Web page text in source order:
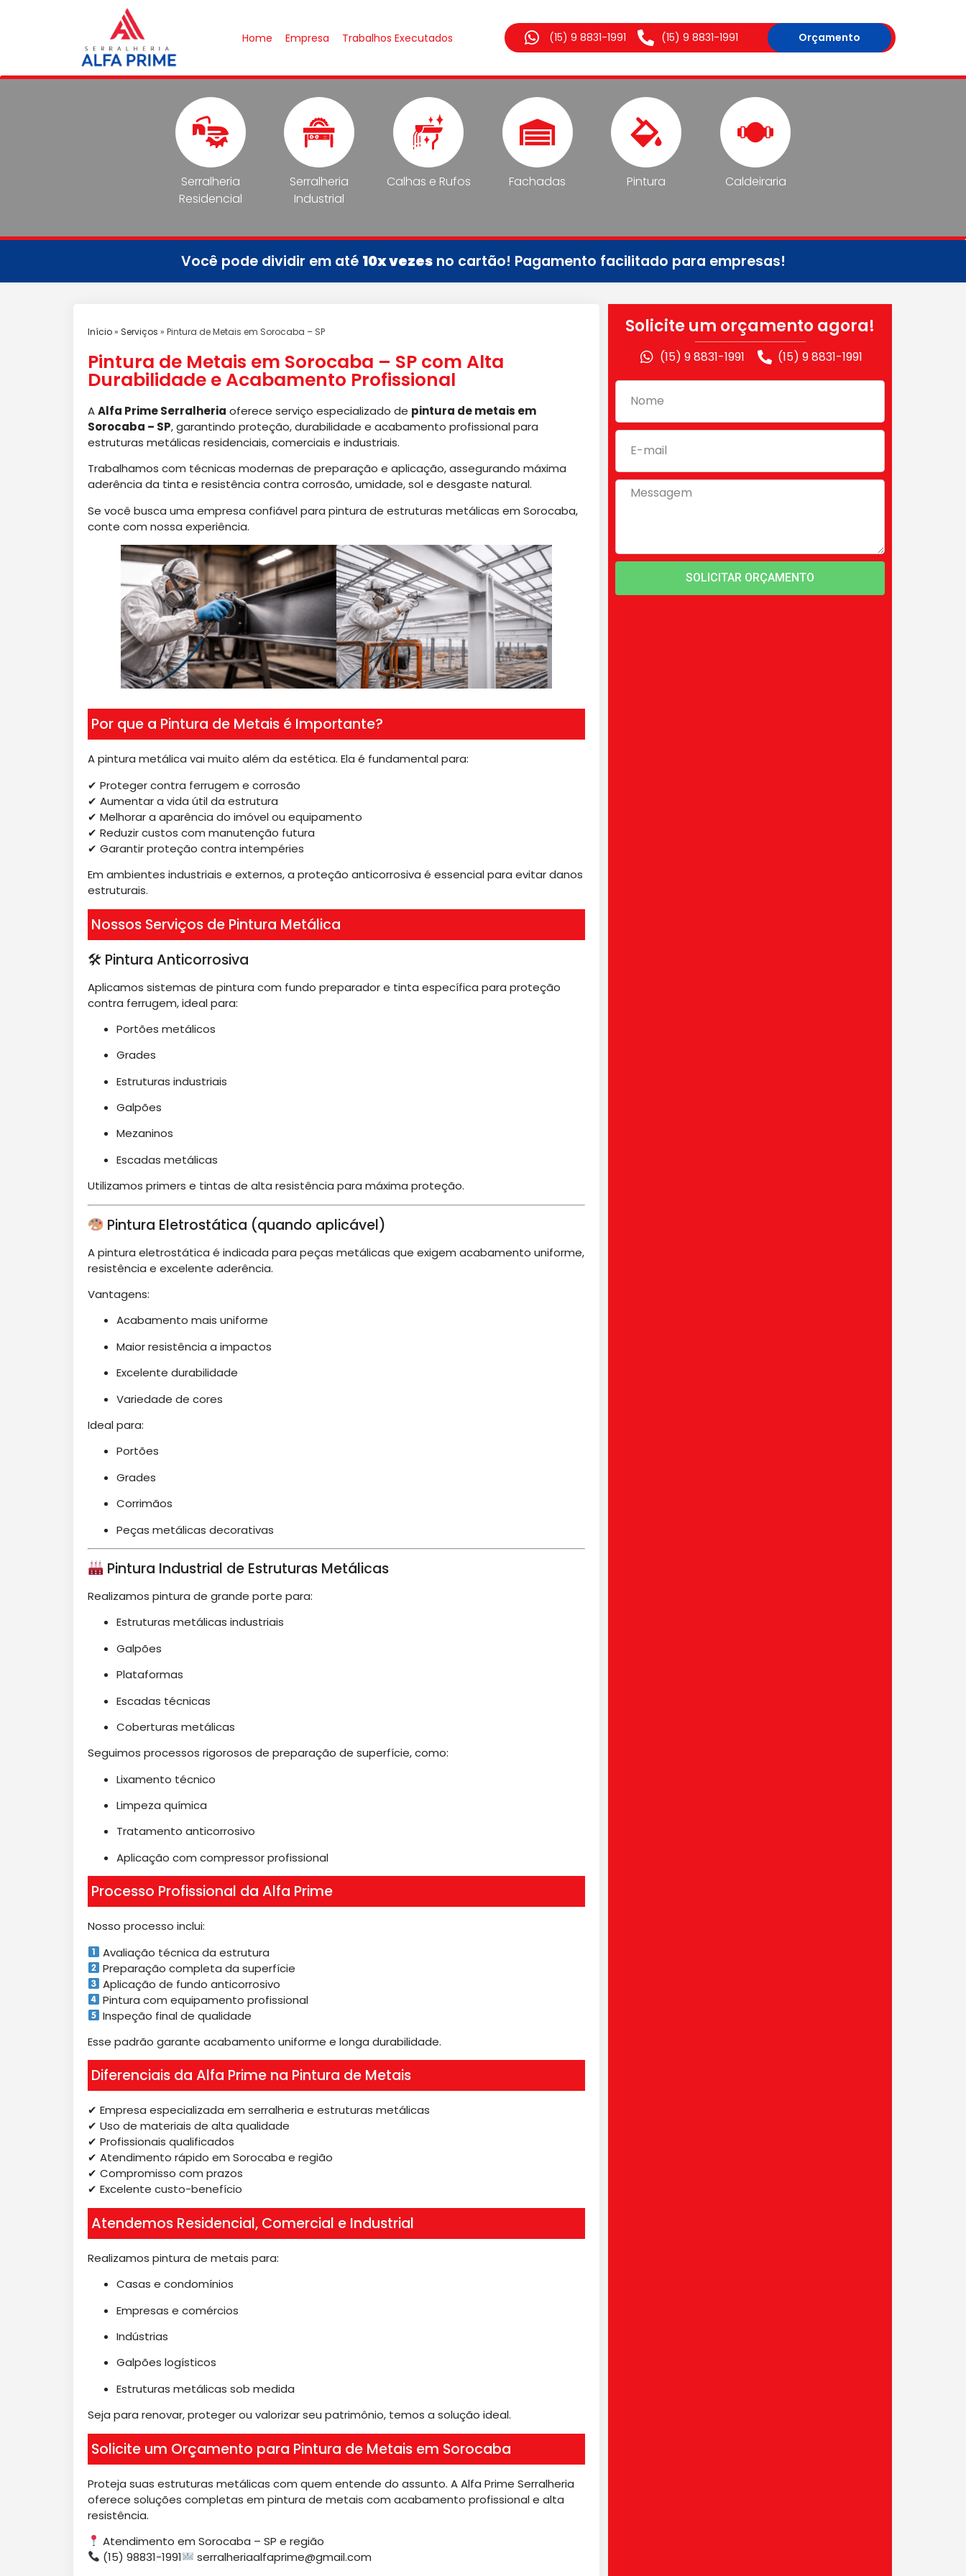
Home Empresa Trabalhos Executados (15) 9 8831-1991 (15) 9 8831-1991 Orçamento
Serralheria
Residencial
Serralheria
Industrial
Calhas e Rufos Fachadas Pintura Caldeiraria
Você pode dividir em até 10x vezesno cartão! Pagamento facilitado para empresas!
Início» Serviços » Pintura de Metais em Sorocaba – SP
Pintura de Metais em Sorocaba – SP com Alta
Durabilidade e Acabamento Profissional
AAlfa Prime Serralheria oferece serviço especializado de pintura de metais em
Sorocaba – SP, garantindo proteção, durabilidade e acabamento profissional para
estruturas metálicas residenciais, comerciais e industriais.
Trabalhamos com técnicas modernas de preparação e aplicação, assegurando máxima
aderência da tinta e resistência contra corrosão, umidade, sol e desgaste natural.
Se você busca uma empresa confiável para pintura de estruturas metálicas em Sorocaba,
conte com nossa experiência.
Por que a Pintura de Metais é Importante?
A pintura metálica vai muito além da estética. Ela é fundamental para:
✔ Proteger contra ferrugem e corrosão
✔ Aumentar a vida útil da estrutura
✔ Melhorar a aparência do imóvel ou equipamento
✔ Reduzir custos com manutenção futura
✔ Garantir proteção contra intempéries
Em ambientes industriais e externos, a proteção anticorrosiva é essencial para evitar danos
estruturais.
Nossos Serviços de Pintura Metálica
🛠 Pintura Anticorrosiva
Aplicamos sistemas de pintura com fundo preparador e tinta específica para proteção
contra ferrugem, ideal para:
Portões metálicos
Grades
Estruturas industriais
Galpões
Mezaninos
Escadas metálicas
Utilizamos primers e tintas de alta resistência para máxima proteção.
Pintura Eletrostática (quando aplicável)
A pintura eletrostática é indicada para peças metálicas que exigem acabamento uniforme,
resistência e excelente aderência.
Vantagens:
Acabamento mais uniforme
Maior resistência a impactos
Excelente durabilidade
Variedade de cores
Ideal para:
Portões
Grades
Corrimãos
Peças metálicas decorativas
Pintura Industrial de Estruturas Metálicas
Realizamos pintura de grande porte para:
Estruturas metálicas industriais
Galpões
Plataformas
Escadas técnicas
Coberturas metálicas
Seguimos processos rigorosos de preparação de superfície, como:
Lixamento técnico
Limpeza química
Tratamento anticorrosivo
Aplicação com compressor profissional
Processo Profissional da Alfa Prime
Nosso processo inclui:
Avaliação técnica da estrutura
Preparação completa da superfície
Aplicação de fundo anticorrosivo
Pintura com equipamento profissional
Inspeção final de qualidade
Esse padrão garante acabamento uniforme e longa durabilidade.
Diferenciais da Alfa Prime na Pintura de Metais
✔ Empresa especializada em serralheria e estruturas metálicas
✔ Uso de materiais de alta qualidade
✔ Profissionais qualificados
✔ Atendimento rápido em Sorocaba e região
✔ Compromisso com prazos
✔ Excelente custo-benefício
Atendemos Residencial, Comercial e Industrial
Realizamos pintura de metais para:
Casas e condomínios
Empresas e comércios
Indústrias
Galpões logísticos
Estruturas metálicas sob medida
Seja para renovar, proteger ou valorizar seu patrimônio, temos a solução ideal.
Solicite um Orçamento para Pintura de Metais em Sorocaba
Proteja suas estruturas metálicas com quem entende do assunto. A Alfa Prime Serralheria
oferece soluções completas em pintura de metais com acabamento profissional e alta
resistência.
Atendimento em Sorocaba – SP e região
(15) 98831-1991
serralheriaalfaprime@gmail.com
Solicite um orçamento agora!
(15) 9 8831-1991 (15) 9 8831-1991
SOLICITAR ORÇAMENTO